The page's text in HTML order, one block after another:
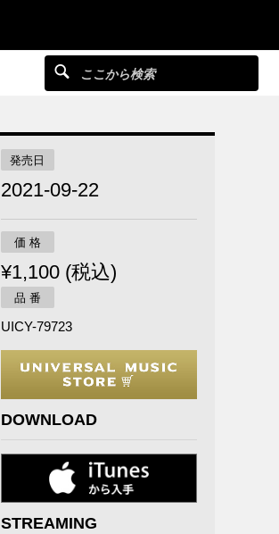
発売日
2021-09-22
価 格
¥1,100 (税込)
品 番
UICY-79723
DOWNLOAD
STREAMING